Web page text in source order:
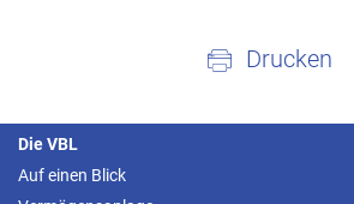
Drucken
Die VBL
Auf einen Blick